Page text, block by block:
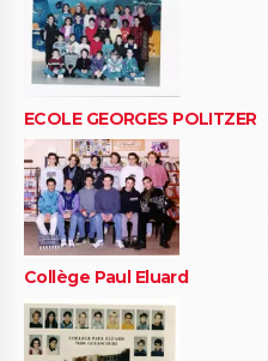
ECOLE GEORGES POLITZER
Collège Paul Eluard